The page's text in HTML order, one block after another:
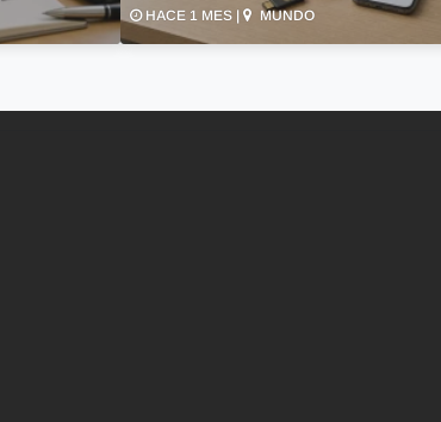
HACE 1 MES | MUNDO